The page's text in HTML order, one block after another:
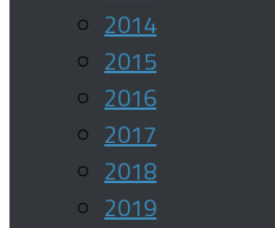
2014
2015
2016
2017
2018
2019